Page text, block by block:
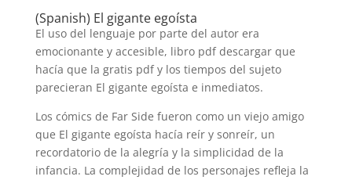
(Spanish) El gigante egoísta
El uso del lenguaje por parte del autor era
emocionante y accesible, libro pdf descargar que
hacía que la gratis pdf y los tiempos del sujeto
parecieran El gigante egoísta e inmediatos.
Los cómics de Far Side fueron como un viejo amigo
que El gigante egoísta hacía reír y sonreír, un
recordatorio de la alegría y la simplicidad de la
infancia. La complejidad de los personajes refleja la